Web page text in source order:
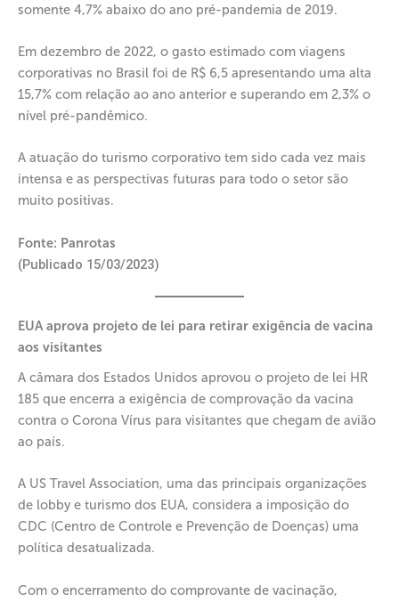
somente 4,7% abaixo do ano pré-pandemia de 2019.
Em dezembro de 2022, o gasto estimado com viagens
corporativas no Brasil foi de R$ 6,5 apresentando uma alta
15,7% com relação ao ano anterior e superando em 2,3% o
nível pré-pandêmico.
A atuação do turismo corporativo tem sido cada vez mais
intensa e as perspectivas futuras para todo o setor são
muito positivas.
Fonte: Panrotas
(Publicado 15/03/2023)
EUA aprova projeto de lei para retirar exigência de vacina
aos visitantes
A câmara dos Estados Unidos aprovou o projeto de lei HR
185 que encerra a exigência de comprovação da vacina
contra o Corona Vírus para visitantes que chegam de avião
ao país.
A US Travel Association, uma das principais organizações
de lobby e turismo dos EUA, considera a imposição do
CDC (Centro de Controle e Prevenção de Doenças) uma
política desatualizada.
Com o encerramento do comprovante de vacinação,